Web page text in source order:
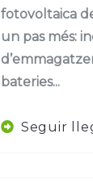
fotovoltaica
un pas més:
bateries...
Seguir